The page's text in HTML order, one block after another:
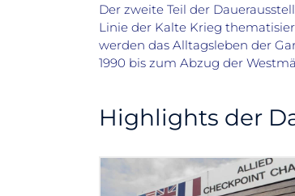
Der zweite Teil der
Linie der Kalte Krieg
werden das Alltagsleben der
1990 bis zum Abzug der
Highlights der